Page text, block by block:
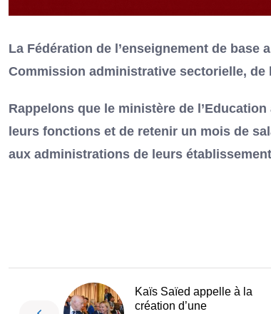
La Fédération de l’enseignement de base
Commission administrative sectorielle, de
Rappelons que le ministère de
leurs fonctions et de retenir un mois de
aux administrations de leurs
Kaïs Saïed appelle à la
création d’une